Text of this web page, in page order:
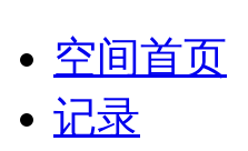
空间首页
记录